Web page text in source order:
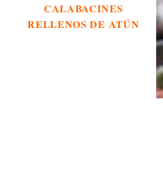
CALABACINES
RELLENOS DE ATÚN